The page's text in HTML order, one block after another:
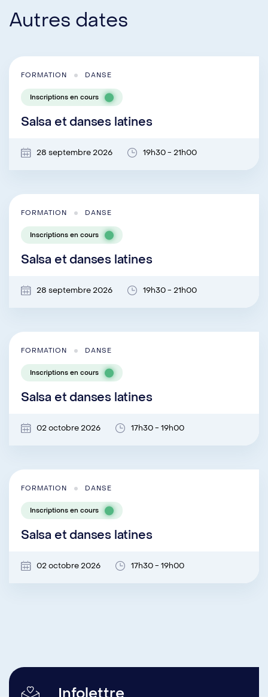
Autres dates
FORMATION DANSE
Inscriptions en cours
Salsa et danses latines
28 septembre 2026 19h30 - 21h00
FORMATION DANSE
Inscriptions en cours
Salsa et danses latines
28 septembre 2026 19h30 - 21h00
FORMATION DANSE
Inscriptions en cours
Salsa et danses latines
02 octobre 2026 17h30 - 19h00
FORMATION DANSE
Inscriptions en cours
Salsa et danses latines
02 octobre 2026 17h30 - 19h00